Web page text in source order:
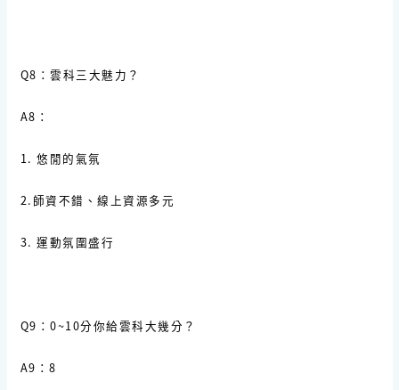
Q8：雲科三大魅力？
A8：
1. 悠閒的氣氛
2.師資不錯、線上資源多元
3. 運動氛圍盛行
Q9：0~10分你給雲科大幾分？
A9：8